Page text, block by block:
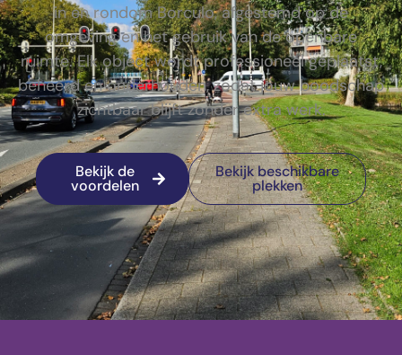
in en rondom Borculo, afgestemd op de
omgeving en het gebruik van de openbare
ruimte. Elk object wordt professioneel geplaatst,
beheerd en onderhouden, zodat jouw boodschap
zichtbaar blijft zonder extra werk.
Bekijk de
voordelen
Bekijk beschikbare
plekken